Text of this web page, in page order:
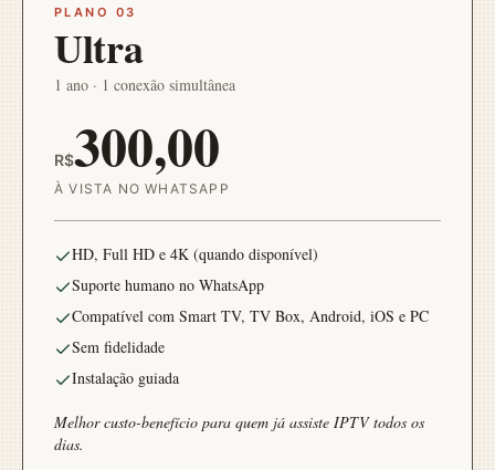
PLANO 03
Ultra
1 ano · 1 conexão simultânea
R$300,00
À VISTA NO WHATSAPP
HD, Full HD e 4K (quando disponível)
Suporte humano no WhatsApp
Compatível com Smart TV, TV Box, Android, iOS e PC
Sem fidelidade
Instalação guiada
Melhor custo-benefício para quem já assiste IPTV todos os
dias.